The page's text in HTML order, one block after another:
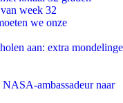
week 32
we onze
aan: extra mondelinge
ambassadeur naar